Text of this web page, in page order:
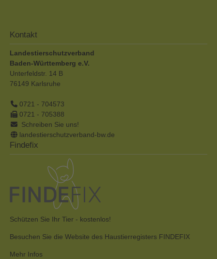
Kontakt
Landestierschutzverband
Baden-Württemberg e.V.
Unterfeldstr. 14 B
76149 Karlsruhe
0721 - 704573
0721 - 705388
Schreiben Sie uns!
landestierschutzverband-bw.de
Findefix
Schützen Sie Ihr Tier - kostenlos!
Besuchen Sie die Website des Haustierregisters FINDEFIX
Mehr Infos